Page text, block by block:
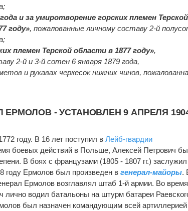
и за умиротворение горских племен Терской
году», пожалованные личному составу 2-й
племен Терской области в 1877 году»,
2-й и 3-й сотен 6 января 1879 года,
и рукавах черкесок нижних чинов,
- УСТАНОВЛЕН 9 АПРЕЛЯ
году. В 16 лет поступил вЛейб-гвардии
боевых действий в Польше, Алексей Петрович
В боях с французами (1805 - 1807 гг.) заслужил
году Ермолов был произведен вгенерал-майоры.
Ермолов возглавлял штаб 1-й армии. Во время
лично водил батальоны на штурм батареи
был назначен командующим всей артиллерией